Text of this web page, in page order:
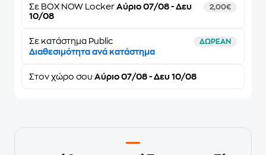
Σε BOX NOW Locker Αύριο 07/08 - Δευ
10/08
2,00€
Σε κατάστημα Public ΔΩΡΕΑΝ
Διαθεσιμότητα ανά κατάστημα
Στον χώρο σου Αύριο 07/08 - Δευ 10/08